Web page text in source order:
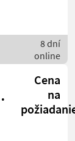
8 dní
online
Cena
na